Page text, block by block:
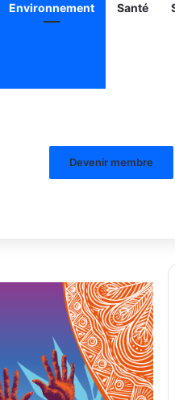
Environnement Santé
Devenir membre